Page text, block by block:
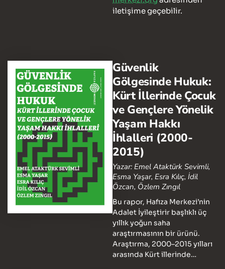
iletişime geçebilir.
Güvenlik
Gölgesinde Hukuk:
Kürt İllerinde Çocuk
ve Gençlere Yönelik
Yaşam Hakkı
İhlalleri (2000-
2015)
Yazar: Emel Ataktürk Sevimli,
Esma Yaşar, Esra Kılıç, İdil
Özcan, Özlem Zıngıl
Bu rapor, Hafıza Merkezi’nin
Adalet İyileştirir başlıklı üç
yıllık yoğun saha
araştırmasının bir ürünü.
Araştırma, 2000–2015 yılları
arasında Kürt illerinde…